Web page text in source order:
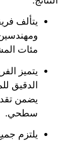
يتألف
مئات
يتميز
الدقيق
يضمن
سطحي.
يلتزم